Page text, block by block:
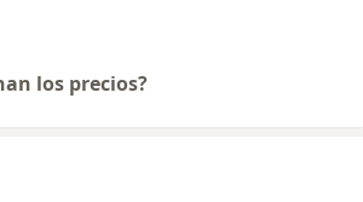
los precios?